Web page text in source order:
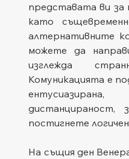
представата ви за
като
алтернативните
можете да
изглежда
Комуникацията е
постигнете
На същия ден